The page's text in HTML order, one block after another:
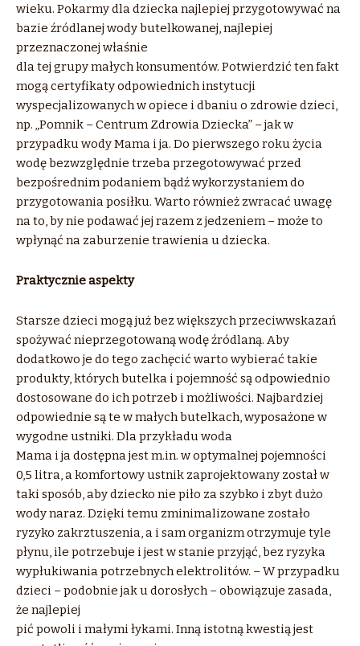
wieku. Pokarmy dla dziecka najlepiej przygotowywać na
bazie źródlanej wody butelkowanej, najlepiej
przeznaczonej właśnie
dla tej grupy małych konsumentów. Potwierdzić ten fakt
mogą certyfikaty odpowiednich instytucji
wyspecjalizowanych w opiece i dbaniu o zdrowie dzieci,
np. „Pomnik – Centrum Zdrowia Dziecka” – jak w
przypadku wody Mama i ja. Do pierwszego roku życia
wodę bezwzględnie trzeba przegotowywać przed
bezpośrednim podaniem bądź wykorzystaniem do
przygotowania posiłku. Warto również zwracać uwagę
na to, by nie podawać jej razem z jedzeniem – może to
wpłynąć na zaburzenie trawienia u dziecka.
Praktycznie aspekty
Starsze dzieci mogą już bez większych przeciwwskazań
spożywać nieprzegotowaną wodę źródlaną. Aby
dodatkowo je do tego zachęcić warto wybierać takie
produkty, których butelka i pojemność są odpowiednio
dostosowane do ich potrzeb i możliwości. Najbardziej
odpowiednie są te w małych butelkach, wyposażone w
wygodne ustniki. Dla przykładu woda
Mama i ja dostępna jest m.in. w optymalnej pojemności
0,5 litra, a komfortowy ustnik zaprojektowany został w
taki sposób, aby dziecko nie piło za szybko i zbyt dużo
wody naraz. Dzięki temu zminimalizowane zostało
ryzyko zakrztuszenia, a i sam organizm otrzymuje tyle
płynu, ile potrzebuje i jest w stanie przyjąć, bez ryzyka
wypłukiwania potrzebnych elektrolitów. – W przypadku
dzieci – podobnie jak u dorosłych – obowiązuje zasada,
że najlepiej
pić powoli i małymi łykami. Inną istotną kwestią jest